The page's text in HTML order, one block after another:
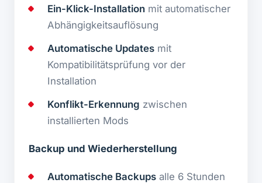
Ein-Klick-Installation mit automatischer
Abhängigkeitsauflösung
Automatische Updates mit
Kompatibilitätsprüfung vor der
Installation
Konflikt-Erkennung zwischen
installierten Mods
Backup und Wiederherstellung
Automatische Backups alle 6 Stunden